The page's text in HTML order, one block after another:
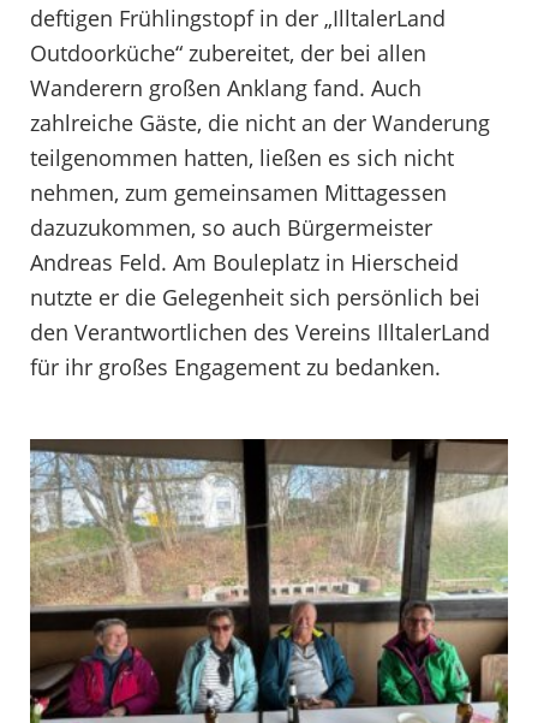
deftigen Frühlingstopf in der „IlltalerLand
Outdoorküche“ zubereitet, der bei allen
Wanderern großen Anklang fand. Auch
zahlreiche Gäste, die nicht an der Wanderung
teilgenommen hatten, ließen es sich nicht
nehmen, zum gemeinsamen Mittagessen
dazuzukommen, so auch Bürgermeister
Andreas Feld. Am Bouleplatz in Hierscheid
nutzte er die Gelegenheit sich persönlich bei
den Verantwortlichen des Vereins IlltalerLand
für ihr großes Engagement zu bedanken.